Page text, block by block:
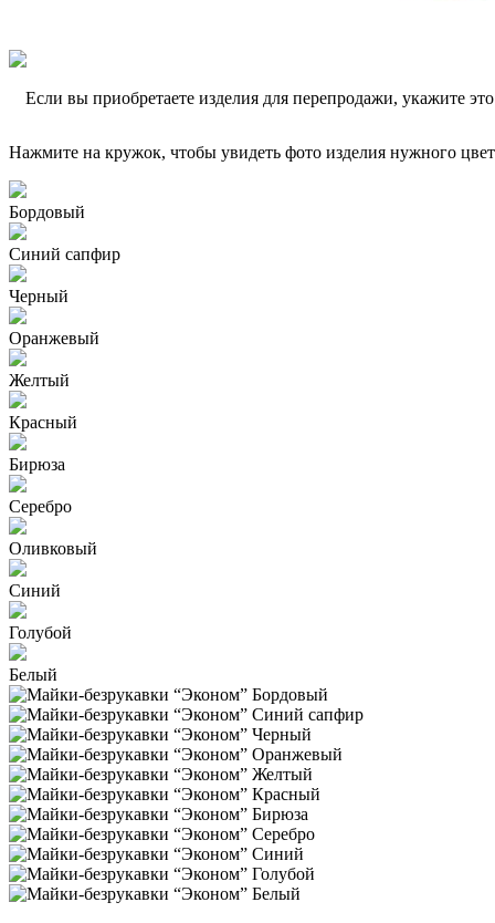
Если вы приобретаете изделия для перепродажи, укажите
Нажмите на кружок, чтобы увидеть фото изделия нужного
Бордовый
Синий сапфир
Черный
Оранжевый
Желтый
Красный
Бирюза
Серебро
Оливковый
Синий
Голубой
Белый